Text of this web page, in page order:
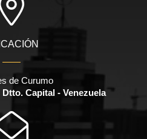
de Curumo
Capital - Venezuela